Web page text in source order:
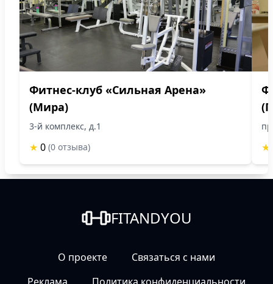
Фитнес-клуб «Сильная Арена»
(Мира)
3-й комплекс, д.1
★ 0 (0 отзыва) ★
FITANDYOU
О проекте
Связаться с нами